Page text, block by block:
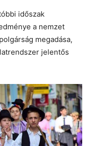
időszak
a nemzet
megadása,
jelentős